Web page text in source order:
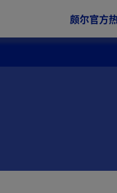
颇尔官方